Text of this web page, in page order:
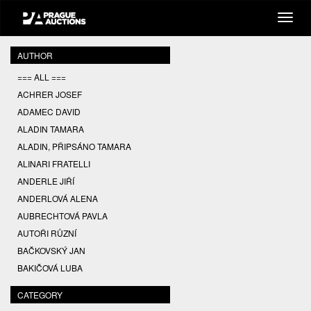
AUTHOR
=== ALL ===
ACHRER JOSEF
ADAMEC DAVID
ALADIN TAMARA
ALADIN, PŘIPSÁNO TAMARA
ALINARI FRATELLI
ANDERLE JIŘÍ
ANDERLOVÁ ALENA
AUBRECHTOVÁ PAVLA
AUTOŘI RŮZNÍ
BAČKOVSKÝ JAN
BAKIČOVÁ LUBA
BALCAR JIŘÍ
BALCAR KAREL
CATEGORY